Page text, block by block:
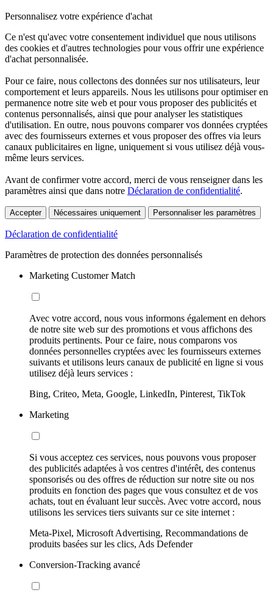
Personnalisez votre expérience d'achat
Ce n'est qu'avec votre consentement individuel que nous utilisons
des cookies et d'autres technologies pour vous offrir une expérience
d'achat personnalisée.
Pour ce faire, nous collectons des données sur nos utilisateurs, leur
comportement et leurs appareils. Nous les utilisons pour optimiser en
permanence notre site web et pour vous proposer des publicités et
contenus personnalisés, ainsi que pour analyser les statistiques
d'utilisation. En outre, nous pouvons comparer vos données cryptées
avec des fournisseurs externes et vous proposer des offres via leurs
canaux publicitaires en ligne, uniquement si vous utilisez déjà vous-
même leurs services.
Avant de confirmer votre accord, merci de vous renseigner dans les
paramètres ainsi que dans notre Déclaration de confidentialité.
Accepter Nécessaires uniquement Personnaliser les paramètres
Déclaration de confidentialité
Paramètres de protection des données personnalisés
Marketing Customer Match
Avec votre accord, nous vous informons également en dehors
de notre site web sur des promotions et vous affichons des
produits pertinents. Pour ce faire, nous comparons vos
données personnelles cryptées avec les fournisseurs externes
suivants et utilisons leurs canaux de publicité en ligne si vous
utilisez déjà leurs services :
Bing, Criteo, Meta, Google, LinkedIn, Pinterest, TikTok
Marketing
Si vous acceptez ces services, nous pouvons vous proposer
des publicités adaptées à vos centres d'intérêt, des contenus
sponsorisés ou des offres de réduction sur notre site ou nos
produits en fonction des pages que vous consultez et de vos
achats, tout en évaluant leur succès. Avec votre accord, nous
utilisons les services tiers suivants sur ce site internet :
Meta-Pixel, Microsoft Advertising, Recommandations de
produits basées sur les clics, Ads Defender
Conversion-Tracking avancé